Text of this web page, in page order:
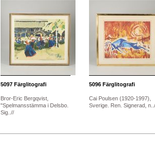
5097Färglitografi
Bror-Eric Bergqvist,
"Spelmansstämma i Delsbo.
Sig..//
5096Färglitografi
Cai Poulsen (1920-1997),
Sverige. Ren. Signerad,